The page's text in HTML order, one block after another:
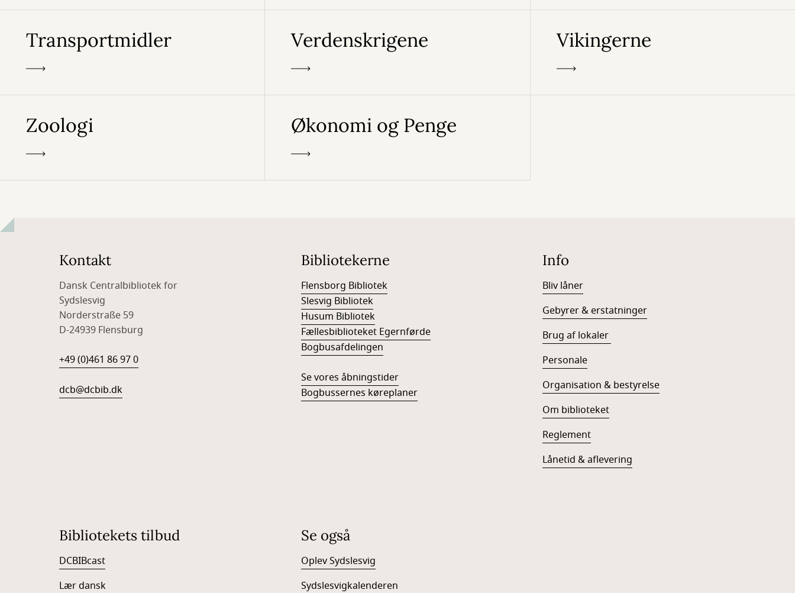
Transportmidler Verdenskrigene Vikingerne
Zoologi Økonomi og Penge
Kontakt
Dansk Centralbibliotek for
Sydslesvig
Norderstraße 59
D-24939 Flensburg
+49 (0)461 86 97 0
dcb@dcbib.dk
Bibliotekerne
Flensborg Bibliotek
Slesvig Bibliotek
Husum Bibliotek
Fællesbiblioteket Egernførde
Bogbusafdelingen
Se vores åbningstider
Bogbussernes køreplaner
Info
Bliv låner
Gebyrer & erstatninger
Brug af lokaler
Personale
Organisation & bestyrelse
Om biblioteket
Reglement
Lånetid & aflevering
Bibliotekets tilbud
DCBIBcast
Lær dansk
Se også
Oplev Sydslesvig
Sydslesvigkalenderen